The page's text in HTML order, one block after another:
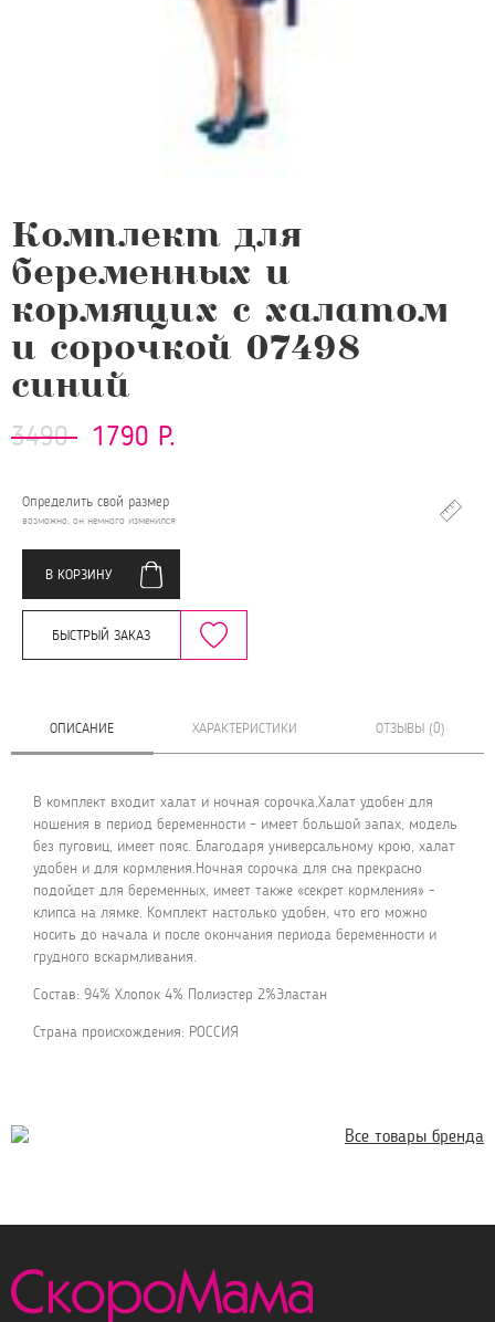
Комплект для
беременных и
кормящих с халатом
и сорочкой 07498
синий
3490 1790 Р.
Определить свой размер
возможно, он немного изменился
В КОРЗИНУ
БЫСТРЫЙ ЗАКАЗ
ОПИСАНИЕ ХАРАКТЕРИСТИКИ ОТЗЫВЫ (0)
В комплект входит халат и ночная сорочка.Халат удобен для
ношения в период беременности – имеет большой запах, модель
без пуговиц, имеет пояс. Благодаря универсальному крою, халат
удобен и для кормления.Ночная сорочка для сна прекрасно
подойдет для беременных, имеет также «секрет кормления» -
клипса на лямке. Комплект настолько удобен, что его можно
носить до начала и после окончания периода беременности и
грудного вскармливания.
Состав: 94% Хлопок 4% Полиэстер 2%Эластан
Страна происхождения: РОССИЯ
Все товары бренда